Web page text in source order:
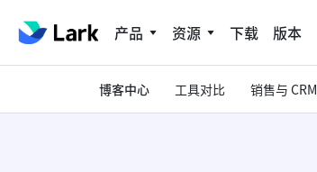
产品 资源 下载 版本
博客中心 工具对比 销售与 CRM